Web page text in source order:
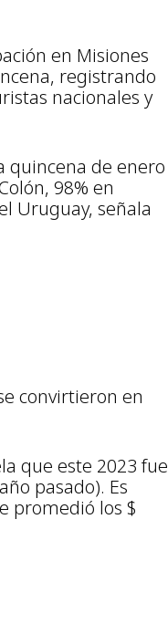
en Misiones
registrando
nacionales y
quincena de enero
98% en
Uruguay, señala
convirtieron en
que este 2023 fue
pasado). Es
promedió los $